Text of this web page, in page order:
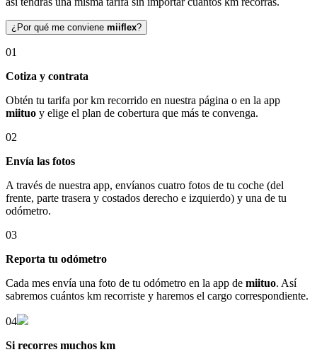
¿Por qué me conviene miiflex?
01
Cotiza y contrata
Obtén tu tarifa por km recorrido en nuestra página o en la app
miituo y elige el plan de cobertura que más te convenga.
02
Envía las fotos
A través de nuestra app, envíanos cuatro fotos de tu coche (del
frente, parte trasera y costados derecho e izquierdo) y una de tu
odómetro.
03
Reporta tu odómetro
Cada mes envía una foto de tu odómetro en la app de miituo. Así
sabremos cuántos km recorriste y haremos el cargo correspondiente.
04
Si recorres muchos km